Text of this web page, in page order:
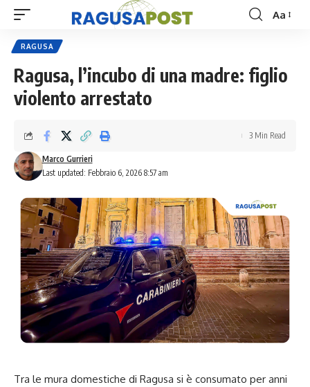
Font
Aa
RAGUSA
Ragusa, l’incubo di una madre: figlio
violento arrestato
Last updated: Febbraio 6, 2026 8:57 am
Marco Gurrieri
3 Min Read
Tra le mura domestiche di Ragusa si è consumato per anni